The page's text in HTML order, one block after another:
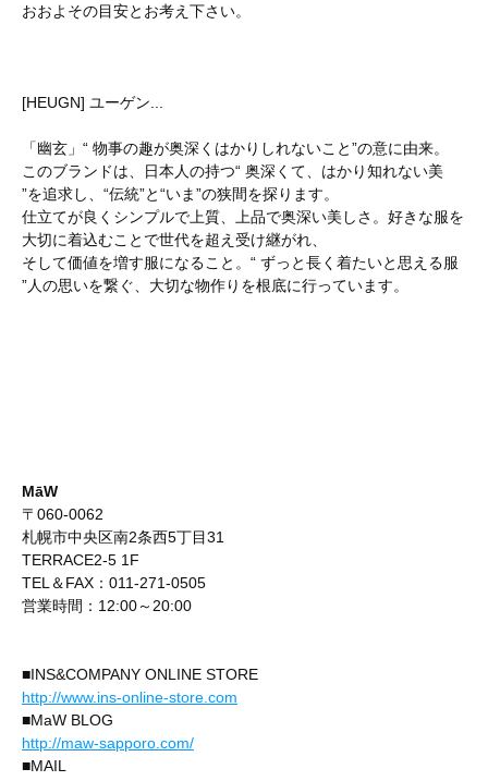
おおよその目安とお考え下さい。
[HEUGN] ユーゲン...
「幽玄」“ 物事の趣が奥深くはかりしれないこと”の意に由来。
このブランドは、日本人の持つ“ 奥深くて、はかり知れない美
”を追求し、“伝統”と“いま”の狭間を探ります。
仕立てが良くシンプルで上質、上品で奥深い美しさ。好きな服を
大切に着込むことで世代を超え受け継がれ、
そして価値を増す服になること。“ ずっと長く着たいと思える服
”人の思いを繋ぐ、大切な物作りを根底に行っています。
MāW
〒060-0062
札幌市中央区南2条西5丁目31
TERRACE2-5 1F
TEL＆FAX：011-271-0505
営業時間：12:00～20:00
■INS&COMPANY ONLINE STORE
http://www.ins-online-store.com
■MaW BLOG
http://maw-sapporo.com/
■MAIL